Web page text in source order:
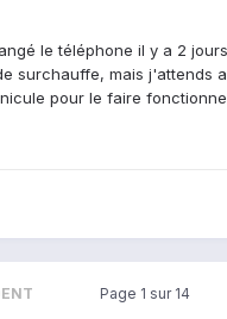
le téléphone il y a 2
surchauffe, mais j'attends
pour le faire
Page 1 sur 14